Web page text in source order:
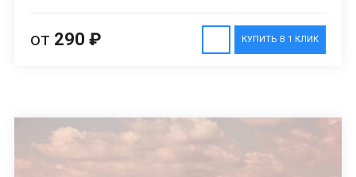
КУПИТЬ В 1 КЛИК
от 290 ₽